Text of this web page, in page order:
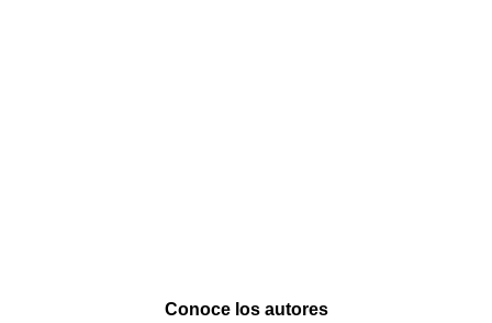
Conoce los autores